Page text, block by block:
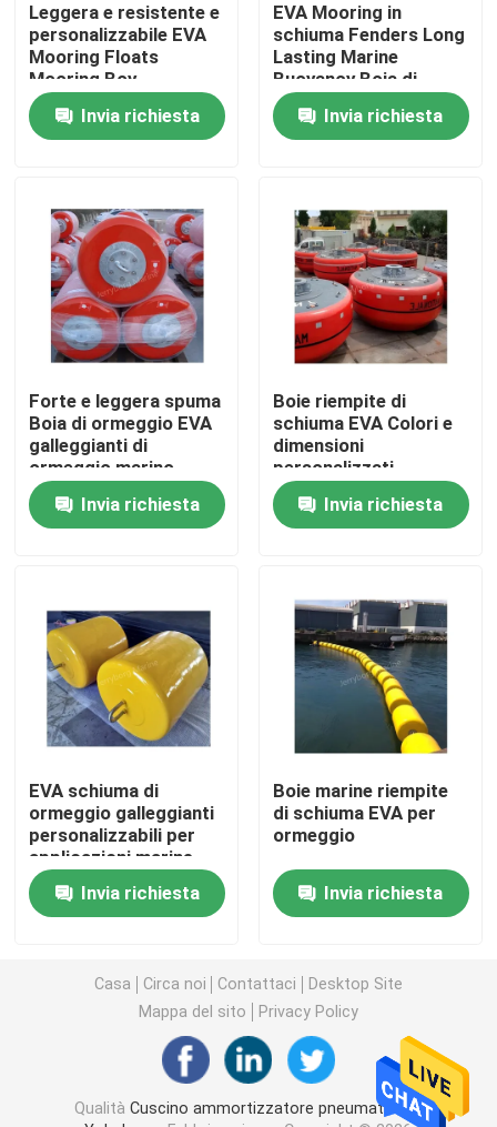
Prodotti
Circa noi
Controllo di qualità
Contattici
Notizie
Casi
idro cuscino ammortizzatore pneumatico
Cuscino ammortizzatore pneumatico di
cuscino ammortizzatore riempito di gomma piuma
tubo flessibile marino dell'olio
Airbag di sollevamento pesanti
Marine Navigation Buoy
Leggera e resistente e
personalizzabile EVA
Mooring Floats
Mooring Boy
Invia richiesta
EVA Mooring in
schiuma Fenders Long
Lasting Marine
Buoyancy Boia di
ormeggio in schiuma
EVA
Invia richiesta
Forte e leggera spuma
Boia di ormeggio EVA
galleggianti di
ormeggio marino
Invia richiesta
Boie riempite di
schiuma EVA Colori e
dimensioni
personalizzati
Disponibili Boia per
ormeggio marino
Invia richiesta
EVA schiuma di
ormeggio galleggianti
personalizzabili per
applicazioni marine
ormeggio boa
Invia richiesta
Boie marine riempite
di schiuma EVA per
ormeggio
Invia richiesta
Casa Circa noi Contattaci
Desktop Site
Mappa del sito
Privacy Policy
Qualità Cuscino ammortizzatore pneumatico di